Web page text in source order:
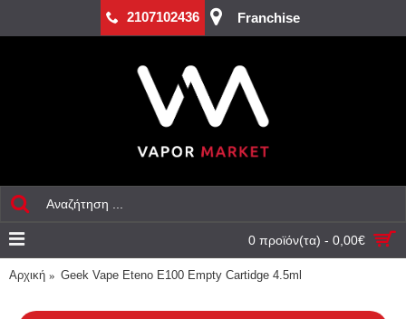
2107102436 Franchise
0 προϊόν(τα) - 0,00€
Αρχική Geek Vape Eteno E100 Empty Cartidge 4.5ml